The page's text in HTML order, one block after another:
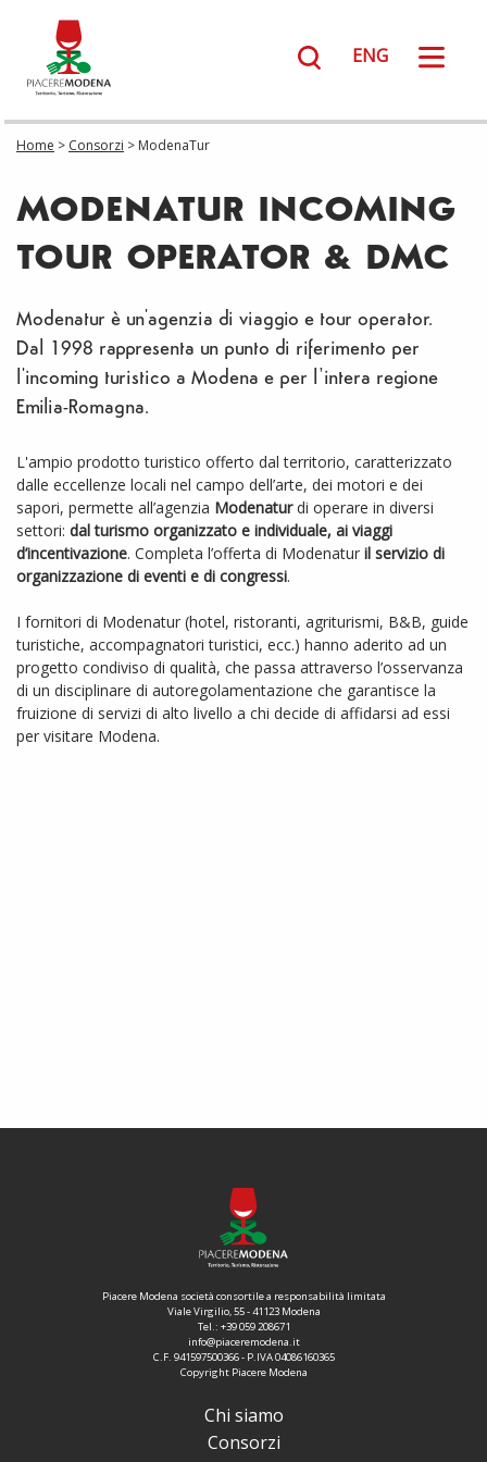
ENG
Contatti
Piacere Modena
Piacere Modena società consortile a
responsabilità limitata
Viale Virgilio, 55 - 41123 Modena
Prodotti tipici Modenesi
Il Magazine
Consorzi
Home > Consorzi > ModenaTur
MODENATUR INCOMING
TOUR OPERATOR & DMC
Modenatur è un'agenzia di viaggio e tour operator.
Dal 1998 rappresenta un punto di riferimento per
l'incoming turistico a Modena e per l’intera regione
Emilia-Romagna.
L'ampio prodotto turistico offerto dal territorio, caratterizzato
dalle eccellenze locali nel campo dell’arte, dei motori e dei
sapori, permette all’agenzia Modenaturdi operare in diversi
settori: dal turismo organizzato e individuale, ai viaggi
d’incentivazione. Completa l’offerta di Modenatur il servizio di
organizzazione di eventi e di congressi.
I fornitori di Modenatur (hotel, ristoranti, agriturismi, B&B, guide
turistiche, accompagnatori turistici, ecc.) hanno aderito ad un
progetto condiviso di qualità, che passa attraverso l’osservanza
di un disciplinare di autoregolamentazione che garantisce la
fruizione di servizi di alto livello a chi decide di affidarsi ad essi
per visitare Modena.
Piacere Modena società consortile a responsabilità limitata
Viale Virgilio, 55 - 41123 Modena
Tel.: +39 059 208671
info@piaceremodena.it
C.F. 941597500366 - P.IVA 04086160365
Copyright Piacere Modena
Chi siamo
Consorzi